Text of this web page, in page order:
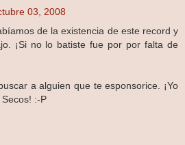
03, 2008
de la existencia de este record y
¡Si no lo batiste fue por por falta de
a alguien que te esponsorice. ¡Yo
:-P